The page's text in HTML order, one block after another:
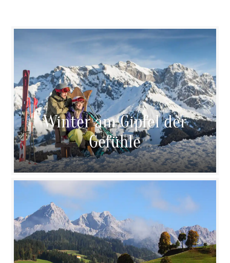
Winter am Gipfel der
Gefühle